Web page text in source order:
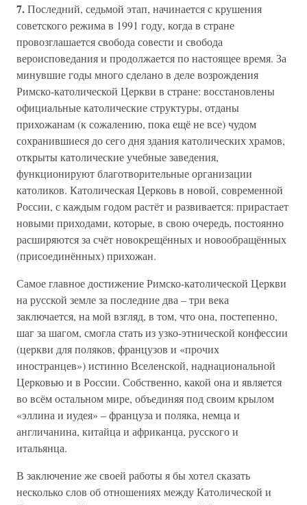
7.Последний, седьмой этап, начинается с крушения
советского режима в 1991 году, когда в стране
провозглашается свобода совести и свобода
вероисповедания и продолжается по настоящее время. За
минувшие годы много сделано в деле возрождения
Римско-католической Церкви в стране: восстановлены
официальные католические структуры, отданы
прихожанам (к сожалению, пока ещё не все) чудом
сохранившиеся до сего дня здания католических храмов,
открыты католические учебные заведения,
функционируют благотворительные организации
католиков. Католическая Церковь в новой, современной
России, с каждым годом растёт и развивается: прирастает
новыми приходами, которые, в свою очередь, постоянно
расширяются за счёт новокрещённых и новообращённых
(присоединённых) прихожан.
Самое главное достижение Римско-католической Церкви
на русской земле за последние два – три века
заключается, на мой взгляд, в том, что она, постепенно,
шаг за шагом, смогла стать из узко-этнической конфессии
(церкви для поляков, французов и «прочих
иностранцев») истинно Вселенской, наднациональной
Церковью и в России. Собственно, какой она и является
во всём остальном мире, объединяя под своим крылом
«эллина и иудея» – француза и поляка, немца и
англичанина, китайца и африканца, русского и
итальянца.
В заключение же своей работы я бы хотел сказать
несколько слов об отношениях между Католической и